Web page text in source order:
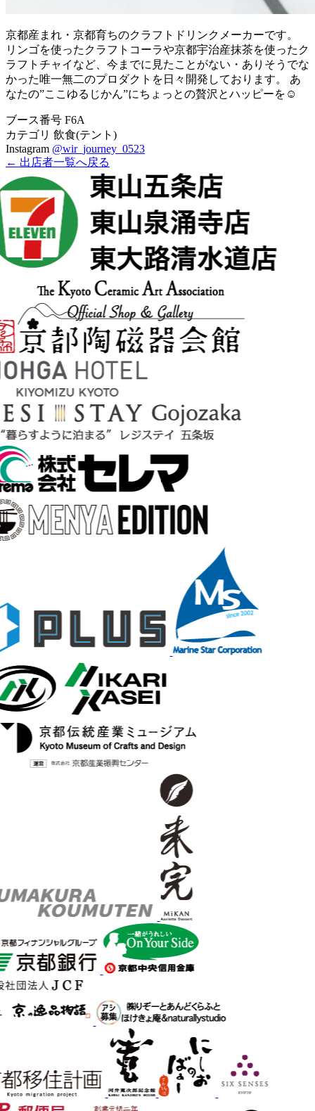
京都産まれ・京都育ちのクラフトドリンクメーカーです。
リンゴを使ったクラフトコーラや京都宇治産抹茶を使ったク
ラフトチャイなど、今までに見たことがない・ありそうでな
かった唯一無二のプロダクトを日々開発しております。 あ
なたの”ここゆるじかん”にちょっとの贅沢とハッピーを☺
ブース番号 F6A
カテゴリ 飲食(テント)
Instagram @wir_journey_0523
← 出店者一覧へ戻る